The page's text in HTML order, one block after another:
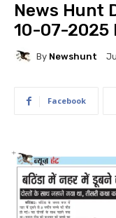
News Hunt
10-07-2025
By Newshunt
Facebook